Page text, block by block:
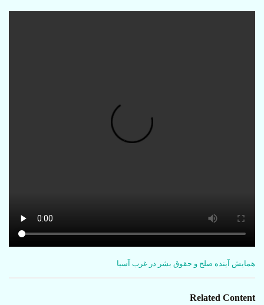
C
e
همایش آینده صلح و حقوق بشر در غرب آسیا
Related Content